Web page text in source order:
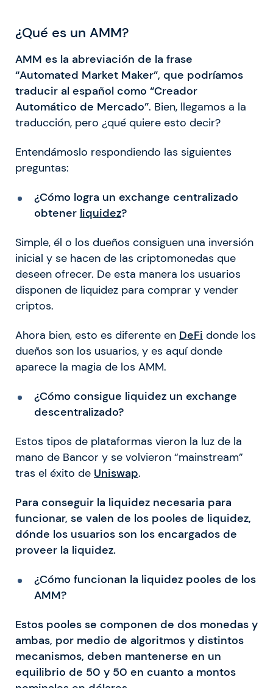
¿Qué es un AMM?
AMM es la abreviación de la frase
“Automated Market Maker”, que podríamos
traducir al español como “Creador
Automático de Mercado”. Bien, llegamos a la
traducción, pero ¿qué quiere esto decir?
Entendámoslo respondiendo las siguientes
preguntas:
¿Cómo logra un exchange centralizado
obtener liquidez?
Simple, él o los dueños consiguen una inversión
inicial y se hacen de las criptomonedas que
deseen ofrecer. De esta manera los usuarios
disponen de liquidez para comprar y vender
criptos.
Ahora bien, esto es diferente en DeFi donde los
dueños son los usuarios, y es aquí donde
aparece la magia de los AMM.
¿Cómo consigue liquidez un exchange
descentralizado?
Estos tipos de plataformas vieron la luz de la
mano de Bancor y se volvieron “mainstream”
tras el éxito de Uniswap.
Para conseguir la liquidez necesaria para
funcionar, se valen de los pooles de liquidez,
dónde los usuarios son los encargados de
proveer la liquidez.
¿Cómo funcionan la liquidez pooles de los
AMM?
Estos pooles se componen de dos monedas y
ambas, por medio de algoritmos y distintos
mecanismos, deben mantenerse en un
equilibrio de 50 y 50 en cuanto a montos